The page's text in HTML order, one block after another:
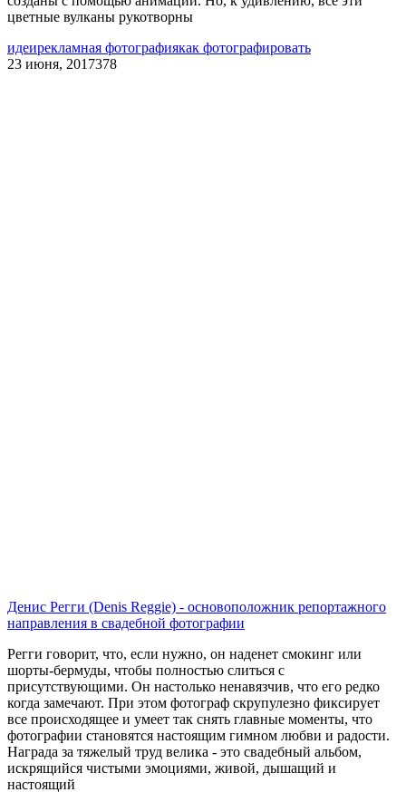
цветные вулканы рукотворны
идеирекламная фотографиякак фотографировать
23 июня, 2017378
Денис Регги (Denis Reggie) - основоположник репортажного
направления в свадебной фотографии
Регги говорит, что, если нужно, он наденет смокинг или
шорты-бермуды, чтобы полностью слиться с
присутствующими. Он настолько ненавязчив, что его редко
когда замечают. При этом фотограф скрупулезно фиксирует
все происходящее и умеет так снять главные моменты, что
фотографии становятся настоящим гимном любви и радости.
Награда за тяжелый труд велика - это свадебный альбом,
искрящийся чистыми эмоциями, живой, дышащий и
настоящий